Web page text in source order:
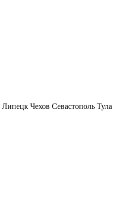
Липецк Чехов Севастополь Тула